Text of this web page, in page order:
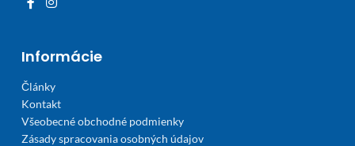
Informácie
Články
Kontakt
Všeobecné obchodné podmienky
Zásady spracovania osobných údajov